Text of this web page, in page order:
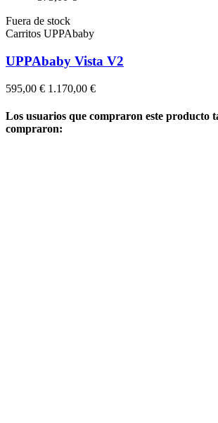
Fuera de stock
Carritos UPPAbaby
UPPAbaby Vista V2
595,00 € 1.170,00 €
Los usuarios que compraron este producto
compraron: